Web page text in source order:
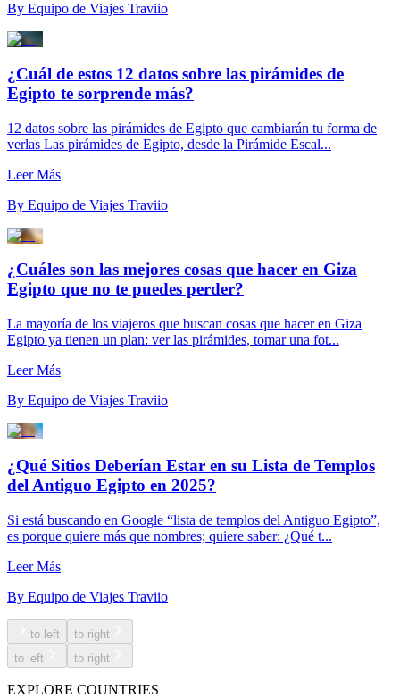
By Equipo de Viajes Traviio
¿Cuál de estos 12 datos sobre las pirámides de
Egipto te sorprende más?
12 datos sobre las pirámides de Egipto que cambiarán tu forma de
verlas Las pirámides de Egipto, desde la Pirámide Escal...
Leer Más
By Equipo de Viajes Traviio
¿Cuáles son las mejores cosas que hacer en Giza
Egipto que no te puedes perder?
La mayoría de los viajeros que buscan cosas que hacer en Giza
Egipto ya tienen un plan: ver las pirámides, tomar una fot...
Leer Más
By Equipo de Viajes Traviio
¿Qué Sitios Deberían Estar en su Lista de Templos
del Antiguo Egipto en 2025?
Si está buscando en Google “lista de templos del Antiguo Egipto”,
es porque quiere más que nombres; quiere saber: ¿Qué t...
Leer Más
By Equipo de Viajes Traviio
to left
to right
to left
to right
EXPLORE COUNTRIES